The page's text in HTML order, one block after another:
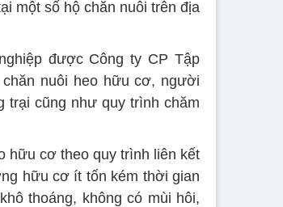
một số hộ chăn nuôi trên địa
được Công ty CP Tập
nuôi heo hữu cơ, người
trại cũng như quy trình chăm
hữu cơ theo quy trình liên kết
hữu cơ ít tốn kém thời gian
thoáng, không có mùi hôi,